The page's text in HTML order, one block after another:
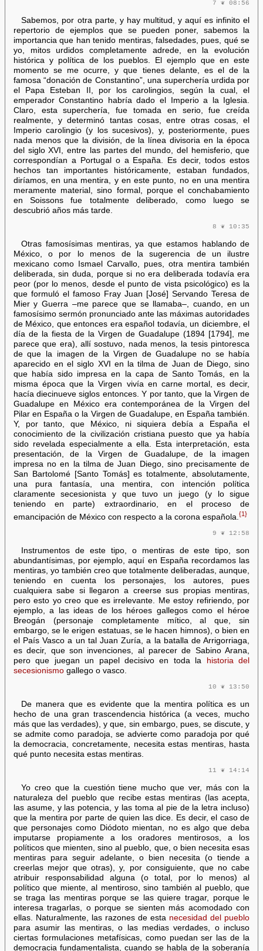
7 ❦ 08:56
Sabemos, por otra parte, y hay multitud, y aquí es infinito el
repertorio de ejemplos que se pueden poner, sabemos la
importancia que han tenido mentiras, falsedades, pues, qué se
yo, mitos urdidos completamente adrede, en la evolución
histórica y política de los pueblos. El ejemplo que en este
momento se me ocurre, y que tienes delante, es el de la
famosa “donación de Constantino”, una superchería urdida por
el Papa Esteban II, por los carolingios, según la cual, el
emperador Constantino habría dado el Imperio a la Iglesia.
Claro, esta superchería, fue tomada en serio, fue creída
realmente, y determinó tantas cosas, entre otras cosas, el
Imperio carolingio (y los sucesivos), y, posteriormente, pues
nada menos que la división, de la línea divisoria en la época
del siglo XVI, entre las partes del mundo, del hemisferio, que
correspondían a Portugal o a España. Es decir, todos estos
hechos tan importantes históricamente, estaban fundados,
diríamos, en una mentira, y en este punto, no en una mentira
meramente material, sino formal, porque el conchabamiento
en Soissons fue totalmente deliberado, como luego se
descubrió años más tarde.
8 ❦ 10:35
Otras famosísimas mentiras, ya que estamos hablando de
México, o por lo menos de la sugerencia de un ilustre
mexicano como Ismael Carvallo, pues, otra mentira también
deliberada, sin duda, porque si no era deliberada todavía era
peor (por lo menos, desde el punto de vista psicológico) es la
que formuló el famoso Fray Juan [José] Servando Teresa de
Mier y Guerra –me parece que se llamaba–, cuando, en un
famosísimo sermón pronunciado ante las máximas autoridades
de México, que entonces era español todavía, un diciembre, el
día de la fiesta de la Virgen de Guadalupe (1894 [1794], me
parece que era), allí sostuvo, nada menos, la tesis pintoresca
de que la imagen de la Virgen de Guadalupe no se había
aparecido en el siglo XVI en la tilma de Juan de Diego, sino
que había sido impresa en la capa de Santo Tomás, en la
misma época que la Virgen vivía en carne mortal, es decir,
hacía diecinueve siglos entonces. Y por tanto, que la Virgen de
Guadalupe en México era contemporánea de la Virgen del
Pilar en España o la Virgen de Guadalupe, en España también.
Y, por tanto, que México, ni siquiera debía a España el
conocimiento de la civilización cristiana puesto que ya había
sido revelada especialmente a ella. Esta interpretación, esta
presentación, de la Virgen de Guadalupe, de la imagen
impresa no en la tilma de Juan Diego, sino precisamente de
San Bartolomé [Santo Tomás] es totalmente, absolutamente,
una pura fantasía, una mentira, con intención política
claramente secesionista y que tuvo un juego (y lo sigue
teniendo en parte) extraordinario, en el proceso de
emancipación de México con respecto a la corona española. {1}
9 ❦ 12:58
Instrumentos de este tipo, o mentiras de este tipo, son
abundantísimas, por ejemplo, aquí en España recordamos las
mentiras, yo también creo que totalmente deliberadas, aunque,
teniendo en cuenta los personajes, los autores, pues
cualquiera sabe si llegaron a creerse sus propias mentiras,
pero esto yo creo que es irrelevante. Me estoy refiriendo, por
ejemplo, a las ideas de los héroes gallegos como el héroe
Breogán (personaje completamente mítico, al que, sin
embargo, se le erigen estatuas, se le hacen himnos), o bien en
el País Vasco a un tal Juan Zuría, a la batalla de Arrigorriaga,
es decir, que son invenciones, al parecer de Sabino Arana,
pero que juegan un papel decisivo en toda la historia del
secesionismogallego o vasco.
10 ❦ 13:50
De manera que es evidente que la mentira política es un
hecho de una gran trascendencia histórica (a veces, mucho
más que las verdades), y que, sin embargo, pues, se discute, y
se admite como paradoja, se advierte como paradoja por qué
lademocracia, concretamente, necesita estas mentiras, hasta
qué punto necesita estas mentiras.
11 ❦ 14:14
Yo creo que la cuestión tiene mucho que ver, más con la
naturaleza del pueblo que recibe estas mentiras (las acepta,
las asume, y las potencia, y las toma al pie de la letra incluso)
que la mentira por parte de quien las dice. Es decir, el caso de
que personajes como Diódoto mientan, no es algo que deba
imputarse propiamente a los oradores mentirosos, a los
políticos que mienten, sino al pueblo, que, o bien necesita esas
mentiras para seguir adelante, o bien necesita (o tiende a
creerlas mejor que otras), y, por consiguiente, que no cabe
atribuir responsabilidad alguna (o total, por lo menos) al
político que miente, al mentiroso, sino también al pueblo, que
se traga las mentiras porque se las quiere tragar, porque le
interesa tragarlas, o porque se sienten más acomodado con
ellas. Naturalmente, las razones de esta necesidad del pueblo
para asumir las mentiras, o las medias verdades, o incluso
ciertas formulaciones metafísicas, como puedan ser las de la
democracia fundamentalista, cuando se habla de la soberanía